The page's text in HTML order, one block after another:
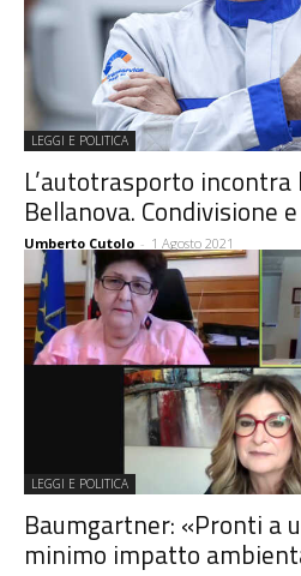
LEGGI E POLITICA
L’autotrasporto
Bellanova. Condivisione
Umberto Cutolo - 1 Agosto 2021
LEGGI E POLITICA
Baumgartner: «Pronti a
minimo impatto